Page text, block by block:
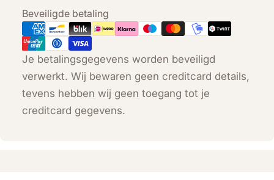
Beveiligde betaling
Betaalmethoden
Je betalingsgegevens worden beveiligd
verwerkt. Wij bewaren geen creditcard details,
tevens hebben wij geen toegang tot je
creditcard gegevens.